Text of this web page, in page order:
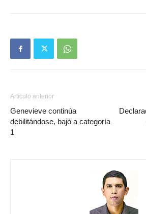
Artículo anterior
Genevieve continúa
debilitándose, bajó a categoría
1